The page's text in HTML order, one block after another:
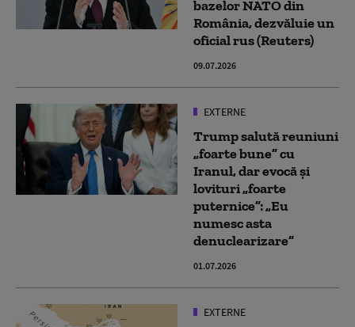
bazelor NATO din
România, dezvăluie un
oficial rus (Reuters)
09.07.2026
EXTERNE
Trump salută reuniuni
„foarte bune” cu
Iranul, dar evocă și
lovituri „foarte
puternice”: „Eu
numesc asta
denuclearizare”
01.07.2026
EXTERNE